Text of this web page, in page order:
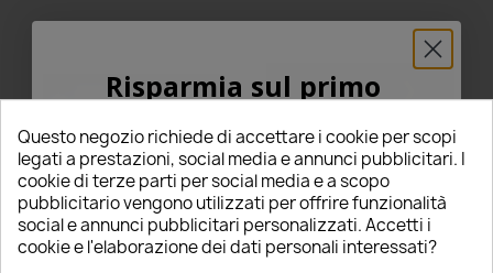
Angel Eyes Led Esagonale 2
Angel Eyes Led Esagonale 2
Questo negozio richiede di accettare i cookie per scopi
legati a prestazioni, social media e annunci pubblicitari. I
cookie di terze parti per social media e a scopo
pubblicitario vengono utilizzati per offrire funzionalità
social e annunci pubblicitari personalizzati. Accetti i
cookie e l'elaborazione dei dati personali interessati?
Risparmia sul primo
5% PER TE!
Inserisci la tua email qui sotto per ricevere il
5% DI SCONTOsul tuo primo ordine!